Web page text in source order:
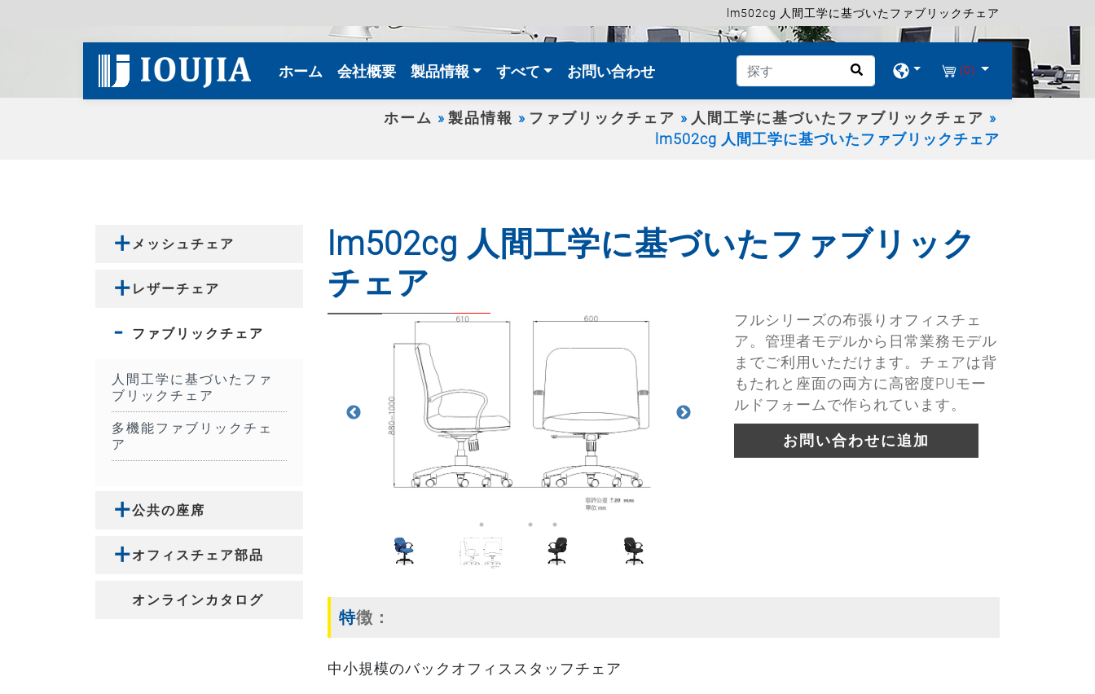
lm502cg 人間工学に基づいたファブリックチェア
ホーム (current)
会社概要 製品情報 すべて お問い合わせ (0)
ホーム 製品情報 ファブリックチェア
人間工学に基づいたファブリックチェア
lm502cg 人間工学に基づいたファブリックチェア
メッシュチェア
レザーチェア
ファブリックチェア
人間工学に基づいたファ
ブリックチェア
多機能ファブリックチェ
ア
公共の座席
オフィスチェア部品
オンラインカタログ
lm502cg 人間工学に基づいたファブリック
チェア
フルシリーズの布張りオフィスチェ
ア。管理者モデルから日常業務モデル
までご利用いただけます。チェアは背
もたれと座面の両方に高密度PUモー
ルドフォームで作られています。
お問い合わせに追加
特徴：
中小規模のバックオフィススタッフチェア